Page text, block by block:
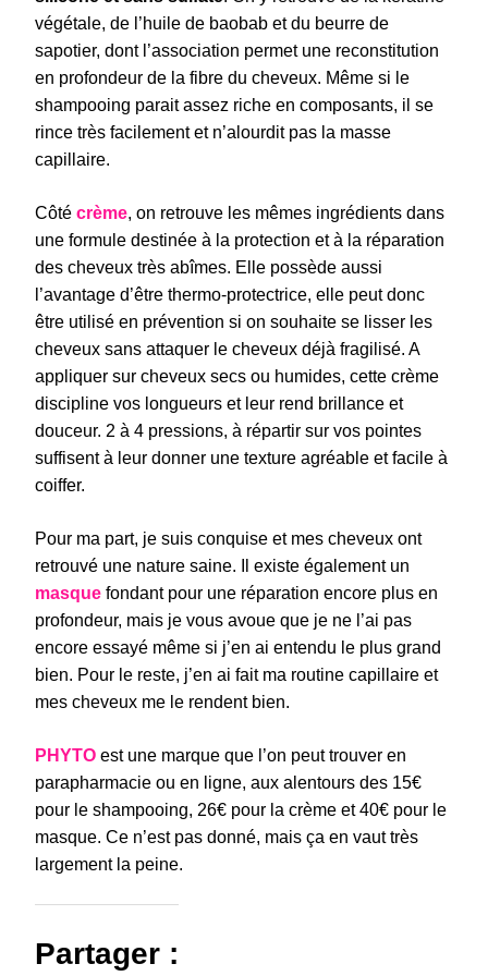
végétale, de l’huile de baobab et du beurre de
sapotier, dont l’association permet une reconstitution
en profondeur de la fibre du cheveux. Même si le
shampooing parait assez riche en composants, il se
rince très facilement et n’alourdit pas la masse
capillaire.
Côté crème, on retrouve les mêmes ingrédients dans
une formule destinée à la protection et à la réparation
des cheveux très abîmes. Elle possède aussi
l’avantage d’être thermo-protectrice, elle peut donc
être utilisé en prévention si on souhaite se lisser les
cheveux sans attaquer le cheveux déjà fragilisé. A
appliquer sur cheveux secs ou humides, cette crème
discipline vos longueurs et leur rend brillance et
douceur. 2 à 4 pressions, à répartir sur vos pointes
suffisent à leur donner une texture agréable et facile à
coiffer.
Pour ma part, je suis conquise et mes cheveux ont
retrouvé une nature saine. Il existe également un
masque fondant pour une réparation encore plus en
profondeur, mais je vous avoue que je ne l’ai pas
encore essayé même si j’en ai entendu le plus grand
bien. Pour le reste, j’en ai fait ma routine capillaire et
mes cheveux me le rendent bien.
PHYTO est une marque que l’on peut trouver en
parapharmacie ou en ligne, aux alentours des 15€
pour le shampooing, 26€ pour la crème et 40€ pour le
masque. Ce n’est pas donné, mais ça en vaut très
largement la peine.
Partager :